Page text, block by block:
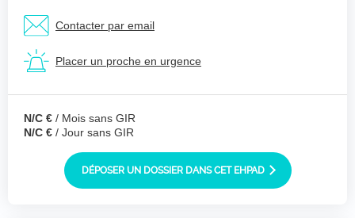
Joindre des fichiers (lettre manuscrite,
dessin, photo ..)
Contacter par email
Placer un proche en urgence
N/C € / Mois sans GIR
N/C € / Jour sans GIR
DÉPOSER UN DOSSIER DANS CET EHPAD